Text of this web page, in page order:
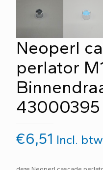
Neoperl
perlator
43000395
€6,51 Incl. btw